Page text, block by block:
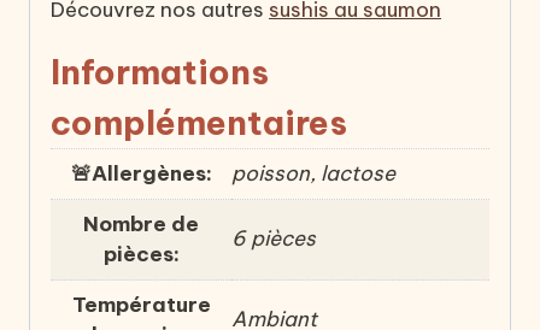
Découvrez nos autres sushis au saumon
Informations
complémentaires
🚨Allergènes:
poisson, lactose
Nombre de
pièces:
6 pièces
Température
Ambiant